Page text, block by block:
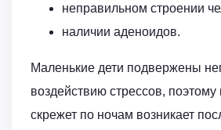
неправильном строении
наличии аденоидов.
Маленькие дети подвержены
воздействию стрессов, поэтому
скрежет по ночам возникает